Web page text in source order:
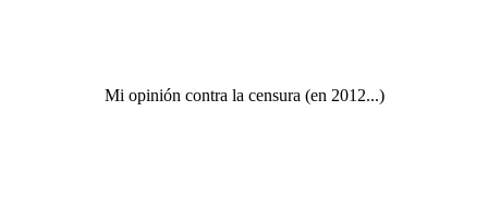
Mi opinión contra la censura (en 2012...)